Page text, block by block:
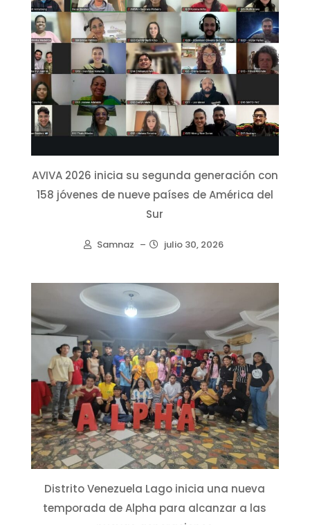
AVIVA 2026 inicia su segunda generación con
158 jóvenes de nueve países de América del
Sur
Samnaz – julio 30, 2026
Distrito Venezuela Lago inicia una nueva
temporada de Alpha para alcanzar a las